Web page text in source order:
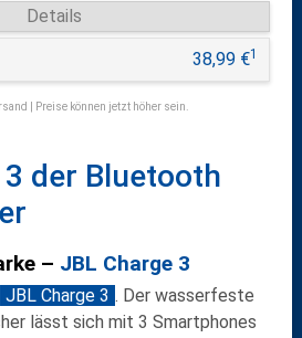
Details
38,99 €1
| Preise können jetzt höher sein.
3 der Bluetooth
– JBL Charge 3
JBL Charge 3 . Der wasserfeste
lässt sich mit 3 Smartphones